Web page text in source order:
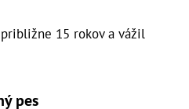
15 rokov a vážil
pes